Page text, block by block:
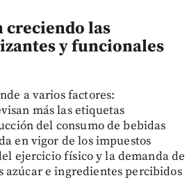
creciendo las
y funcionales
a varios factores:
más las etiquetas
del consumo de bebidas
en vigor de los impuestos
ejercicio físico y la demanda de
azúcar e ingredientes percibidos